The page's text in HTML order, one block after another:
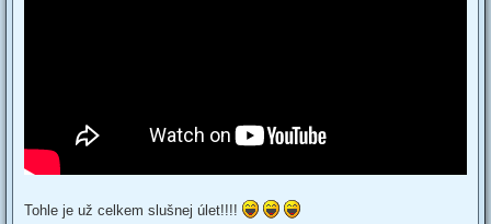
Tohle je už celkem slušnej úlet!!!!